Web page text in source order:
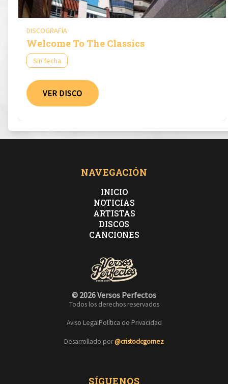
DISCOGRAFÍA
Welcome To The Classics
Sin fecha
VER DISCO
NAVEGACIÓN
INICIO
NOTICIAS
ARTISTAS
DISCOS
CANCIONES
© 2026 Versos Perfectos
Todos los derechos reservados
Aviso LegalPolítica de Privacidad
Desarrollado por@cristodcgomez
SÍGUENOS